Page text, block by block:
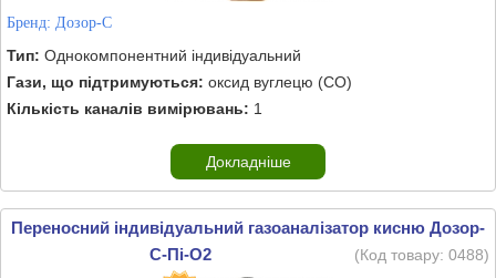
Бренд: Дозор-С
Тип: Однокомпонентний індивідуальний
Гази, що підтримуються: оксид вуглецю (CO)
Кількість каналів вимірювань: 1
Докладніше
Переносний індивідуальний газоаналізатор кисню Дозор-
С-Пі-O2
(Код товару: 0488)